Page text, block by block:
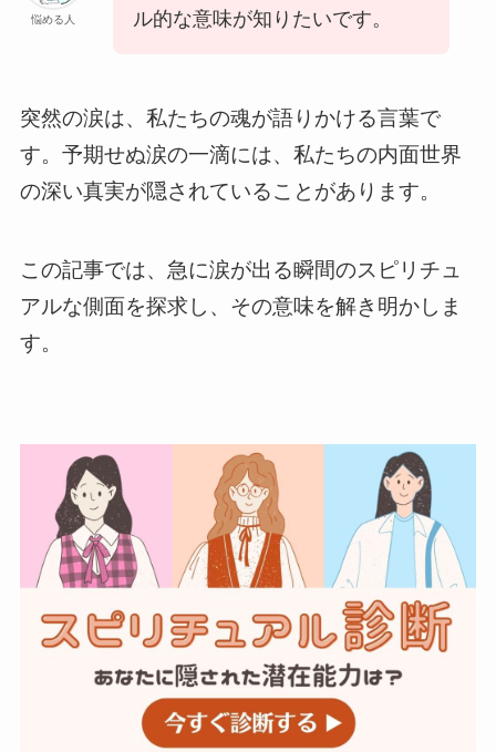
悩める人
ル的な意味が知りたいです。
突然の涙は、私たちの魂が語りかける言葉で
す。予期せぬ涙の一滴には、私たちの内面世界
の深い真実が隠されていることがあります。
この記事では、急に涙が出る瞬間のスピリチュ
アルな側面を探求し、その意味を解き明かしま
す。